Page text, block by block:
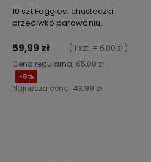
10 szt Foggies: chusteczki
przeciwko parowaniu
59,99 zł
( 1 szt. = 6,00 zł )
Cena regularna: 65,00 zł
-8%
Najniższa cena: 43,99 zł